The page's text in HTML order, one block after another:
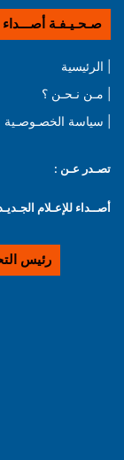
صـحـيـفـة أصـــداء
| الرئيسية
| مـن نـحـن ؟
| سياسة الخصـوصـية
تصـدر عـن :
أصــداء للإعـلام
رئيس